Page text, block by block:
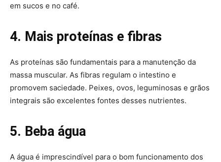
em sucos e no café.
4. Mais proteínas e fibras
As proteínas são fundamentais para a manutenção da
massa muscular. As fibras regulam o intestino e
promovem saciedade. Peixes, ovos, leguminosas e grãos
integrais são excelentes fontes desses nutrientes.
5. Beba água
A água é imprescindível para o bom funcionamento dos